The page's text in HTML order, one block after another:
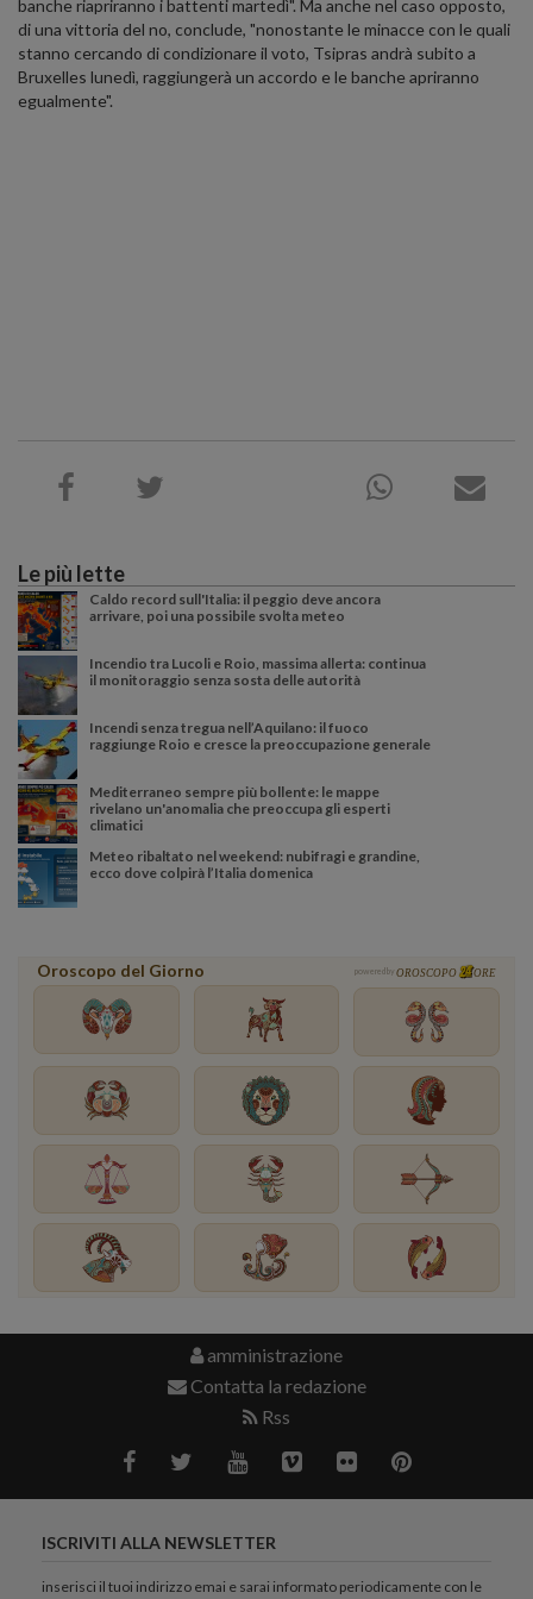
banche riapriranno i battenti martedì". Ma anche nel caso opposto,
di una vittoria del no, conclude, "nonostante le minacce con le quali
stanno cercando di condizionare il voto, Tsipras andrà subito a
Bruxelles lunedì, raggiungerà un accordo e le banche apriranno
egualmente".
Le più lette
Caldo record sull'Italia: il peggio deve ancora
arrivare, poi una possibile svolta meteo
Incendio tra Lucoli e Roio, massima allerta: continua
il monitoraggio senza sosta delle autorità
Incendi senza tregua nell’Aquilano: il fuoco
raggiunge Roio e cresce la preoccupazione generale
Mediterraneo sempre più bollente: le mappe
rivelano un'anomalia che preoccupa gli esperti
climatici
Meteo ribaltato nel weekend: nubifragi e grandine,
ecco dove colpirà l’Italia domenica
Oroscopo del Giorno powered by OROSCOPO ORE
amministrazione
Contatta la redazione
Rss
ISCRIVITI ALLA NEWSLETTER
inserisci il tuoi indirizzo emai e sarai informato periodicamente con le